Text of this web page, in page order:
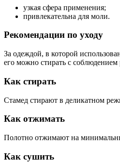
узкая сфера применения;
привлекательна для моли.
Рекомендации по уходу
За одеждой, в которой
его можно стирать с соблюдением
Как стирать
Стамед стирают в деликатном
Как отжимать
Полотно отжимают на
Как сушить